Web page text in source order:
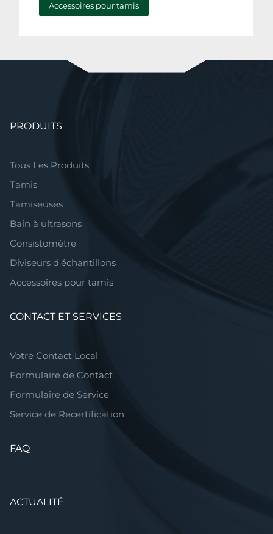
Accessoires pour tamis
AllerPRODUITS
Tous Les Produits
Tamis
Tamiseuses
Bain à ultrasons
Consistomètre
Diviseurs d'échantillons
Accessoires pour tamis
CONTACT ET SERVICES
Votre Contact Local
Formulaire de Contact
Formulaire de Service
Service de Recertification
FAQ
ACTUALITÉ